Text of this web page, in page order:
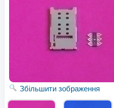
Збільшити зображення